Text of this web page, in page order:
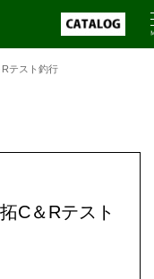
テスト釣行
C＆Rテスト